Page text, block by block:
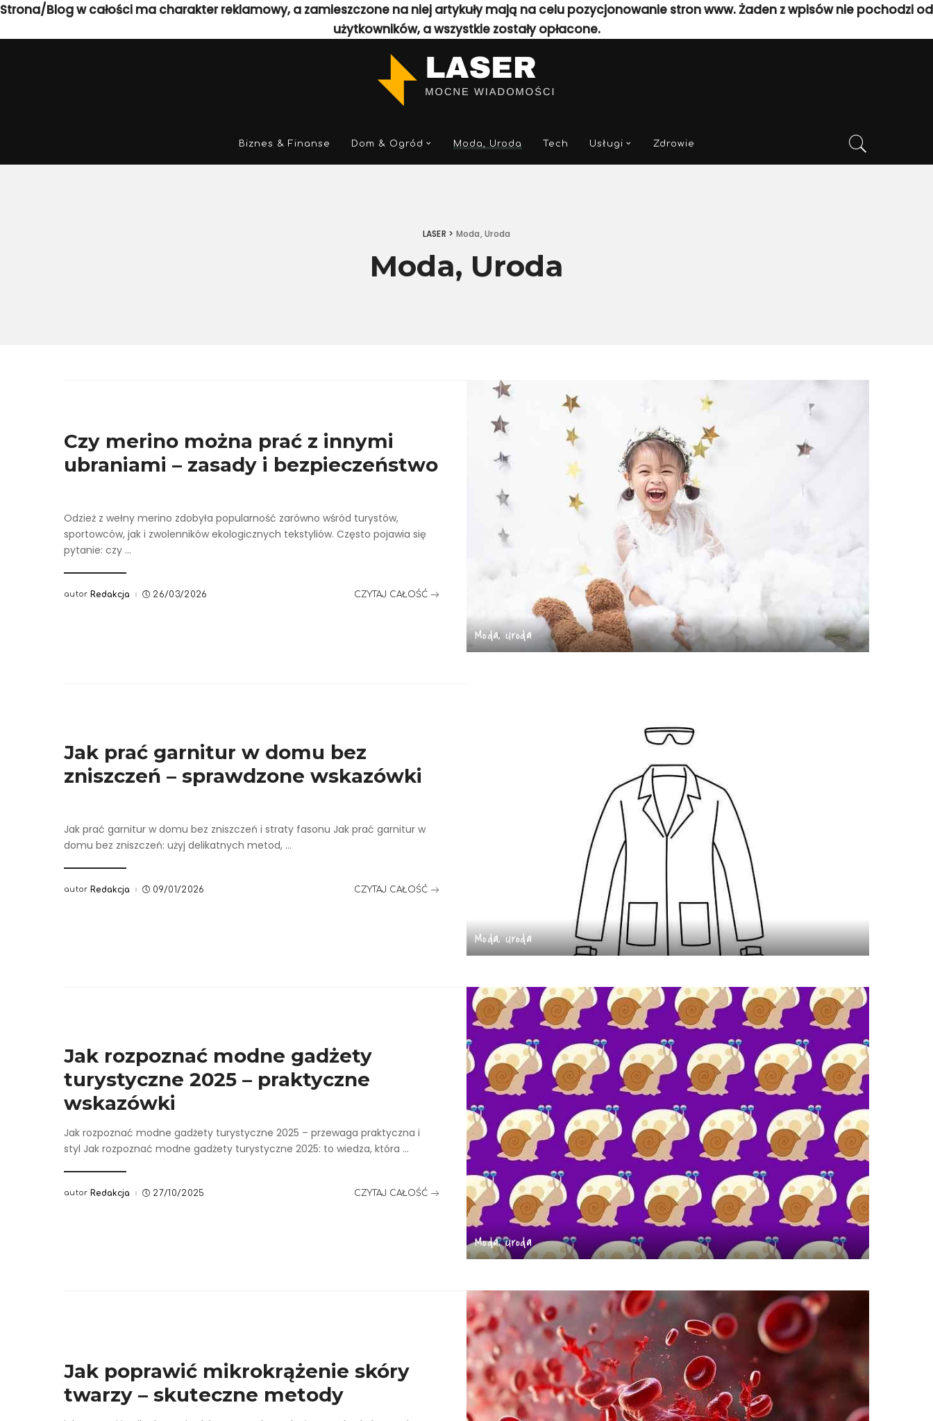
Strona/Blog w całości ma charakter reklamowy, a zamieszczone na niej artykuły mają na celu pozycjonowanie stron www. Żaden z wpisów nie pochodzi od
użytkowników, a wszystkie zostały opłacone.
Biznes & Finanse Dom & Ogród Moda, Uroda Tech Usługi Zdrowie
LASER > Moda, Uroda
Moda, Uroda
Moda, Uroda
Czy merino można prać z innymi
ubraniami – zasady i bezpieczeństwo
Odzież z wełny merino zdobyła popularność zarówno wśród turystów,
sportowców, jak i zwolenników ekologicznych tekstyliów. Często pojawia się
pytanie: czy ...
Posted
autor Redakcja 26/03/2026 CZYTAJ CAŁOŚĆ
Moda, Uroda
Jak prać garnitur w domu bez
zniszczeń – sprawdzone wskazówki
Jak prać garnitur w domu bez zniszczeń i straty fasonu Jak prać garnitur w
domu bez zniszczeń: użyj delikatnych metod, ...
Posted
autor Redakcja 09/01/2026 CZYTAJ CAŁOŚĆ
Moda, Uroda
Jak rozpoznać modne gadżety
turystyczne 2025 – praktyczne
wskazówki
Jak rozpoznać modne gadżety turystyczne 2025 – przewaga praktyczna i
styl Jak rozpoznać modne gadżety turystyczne 2025: to wiedza, która ...
Posted
autor Redakcja 27/10/2025 CZYTAJ CAŁOŚĆ
Jak poprawić mikrokrążenie skóry
twarzy – skuteczne metody